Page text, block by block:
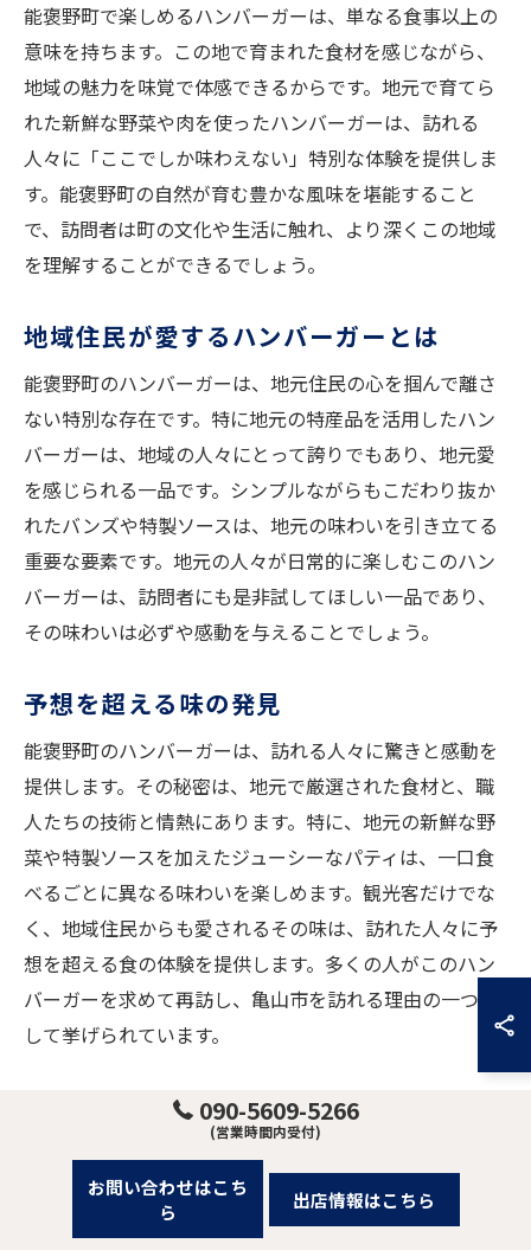
能褒野町で楽しめるハンバーガーは、単なる食事以上の
意味を持ちます。この地で育まれた食材を感じながら、
地域の魅力を味覚で体感できるからです。地元で育てら
れた新鮮な野菜や肉を使ったハンバーガーは、訪れる
人々に「ここでしか味わえない」特別な体験を提供しま
す。能褒野町の自然が育む豊かな風味を堪能すること
で、訪問者は町の文化や生活に触れ、より深くこの地域
を理解することができるでしょう。
地域住民が愛するハンバーガーとは
能褒野町のハンバーガーは、地元住民の心を掴んで離さ
ない特別な存在です。特に地元の特産品を活用したハン
バーガーは、地域の人々にとって誇りでもあり、地元愛
を感じられる一品です。シンプルながらもこだわり抜か
れたバンズや特製ソースは、地元の味わいを引き立てる
重要な要素です。地元の人々が日常的に楽しむこのハン
バーガーは、訪問者にも是非試してほしい一品であり、
その味わいは必ずや感動を与えることでしょう。
予想を超える味の発見
能褒野町のハンバーガーは、訪れる人々に驚きと感動を
提供します。その秘密は、地元で厳選された食材と、職
人たちの技術と情熱にあります。特に、地元の新鮮な野
菜や特製ソースを加えたジューシーなパティは、一口食
べるごとに異なる味わいを楽しめます。観光客だけでな
く、地域住民からも愛されるその味は、訪れた人々に予
想を超える食の体験を提供します。多くの人がこのハン
バーガーを求めて再訪し、亀山市を訪れる理由の一つと
して挙げられています。
能褒野町のハンバーガーと観光
能褒野町に訪れる際、ハンバーガーは見逃せない体験の
一部です。多くの観光客がこの地を訪れる理由には、豊
かな自然と共に、この特別なハンバーガーの存在があり
090-5609-5266
(営業時間内受付)
お問い合わせはこち
ら
出店情報はこちら